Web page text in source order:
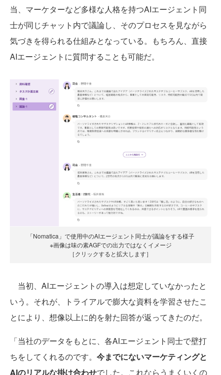
当、マーケターなど多様な人格を持つAIエージェント同
士が同じチャット内で議論し、そのプロセスを見ながら
気づきを得られる仕組みとなっている。もちろん、直接
AIエージェントに質問することも可能だ。
「Nomatica」で使用中のAIエージェント同士が議論をする様子
※画像は味の素AGFでの出力ではなくイメージ
［クリックすると拡大します］
当初、AIエージェントの導入は想定していなかったと
いう。それが、トライアルで膨大な資料を学習させたこ
とにより、想像以上に的を射た回答が返ってきたのだ。
「当社のデータをもとに、各AIエージェント同士で壁打
ちをしてくれるのです。 今までにないマーケティングと
AIのリアルな掛け合わせでした。これならうまくいくの